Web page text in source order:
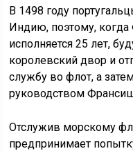
В 1498 году
Индию, поэтому,
исполняется 25 лет,
королевский двор и
службу во флот, а
руководством
Отслужив морскому
предпринимает